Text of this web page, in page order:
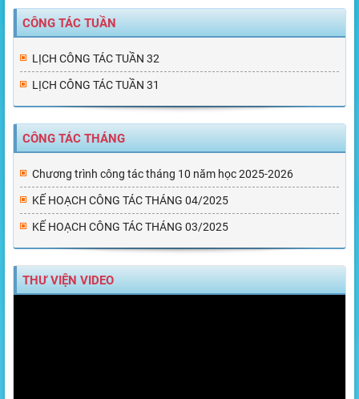
CÔNG TÁC TUẦN
LỊCH CÔNG TÁC TUẦN 32
LỊCH CÔNG TÁC TUẦN 31
CÔNG TÁC THÁNG
Chương trình công tác tháng 10 năm học 2025-2026
KẾ HOẠCH CÔNG TÁC THÁNG 04/2025
KẾ HOẠCH CÔNG TÁC THÁNG 03/2025
THƯ VIỆN VIDEO